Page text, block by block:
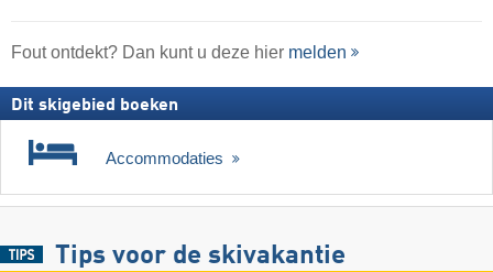
Fout ontdekt? Dan kunt u deze hier melden
Dit skigebied boeken
Accommodaties
Tips voor de skivakantie